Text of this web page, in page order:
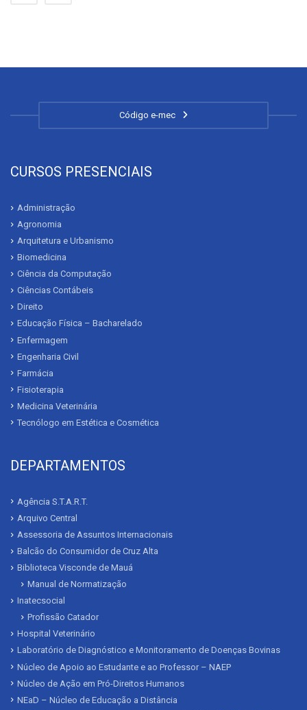
Código e-mec
CURSOS PRESENCIAIS
Administração
Agronomia
Arquitetura e Urbanismo
Biomedicina
Ciência da Computação
Ciências Contábeis
Direito
Educação Física – Bacharelado
Enfermagem
Engenharia Civil
Farmácia
Fisioterapia
Medicina Veterinária
Tecnólogo em Estética e Cosmética
DEPARTAMENTOS
Agência S.T.A.R.T.
Arquivo Central
Assessoria de Assuntos Internacionais
Balcão do Consumidor de Cruz Alta
Biblioteca Visconde de Mauá
Manual de Normatização
Inatecsocial
Profissão Catador
Hospital Veterinário
Laboratório de Diagnóstico e Monitoramento de Doenças Bovinas
Núcleo de Apoio ao Estudante e ao Professor – NAEP
Núcleo de Ação em Pró-Direitos Humanos
NEaD – Núcleo de Educação a Distância